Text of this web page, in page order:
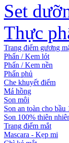
Set
Thực
Trang điểm gương
Phấn / Kem lót
Phấn / Kem nền
Phấn phủ
Che khuyết điểm
Má hồng
Son môi
Son an toàn cho bầu
Son 100% thiên
Trang điểm mắt
Mascara - Kẹp mi